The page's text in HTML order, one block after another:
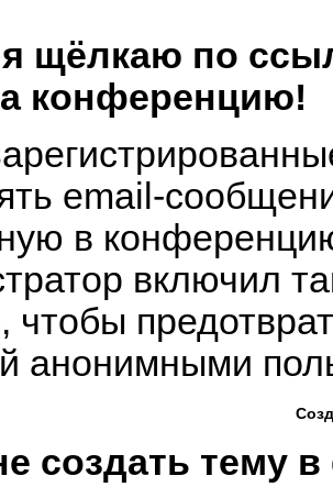
я щёлкаю по
конференцию!
email-
в
включил
чтобы
анонимными
создать тему